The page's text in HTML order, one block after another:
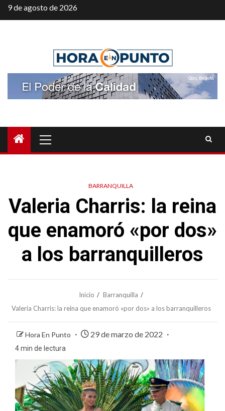
Saltar
al
9 de agosto de 2026
principal
BARRANQUILLA
Valeria Charris: la reina
que enamoró «por dos»
a los barranquilleros
Inicio
Barranquilla
Valeria Charris: la reina que enamoró «por dos» a los barranquilleros
Hora En Punto 29 de marzo de 2022
4 min de lectura